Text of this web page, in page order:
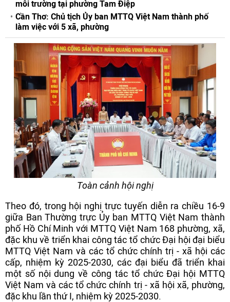
môi trường tại phường Tam Điệp
Cần Thơ: Chủ tịch Ủy ban MTTQ Việt Nam thành phố
làm việc với 5 xã, phường
Toàn cảnh hội nghị
Theo đó, trong hội nghị trực tuyến diễn ra chiều 16-9
giữa Ban Thường trực Ủy ban MTTQ Việt Nam thành
phố Hồ Chí Minh với MTTQ Việt Nam 168 phường, xã,
đặc khu về triển khai công tác tổ chức Đại hội đại biểu
MTTQ Việt Nam và các tổ chức chính trị - xã hội các
cấp, nhiệm kỳ 2025-2030, các đại biểu đã triển khai
một số nội dung về công tác tổ chức Đại hội MTTQ
Việt Nam và các tổ chức chính trị - xã hội xã, phường,
đặc khu lần thứ I, nhiệm kỳ 2025-2030.